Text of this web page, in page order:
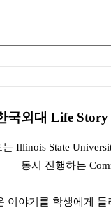
국외대 Life
Illinois State
동시 진행하는
이야기를 학생에게